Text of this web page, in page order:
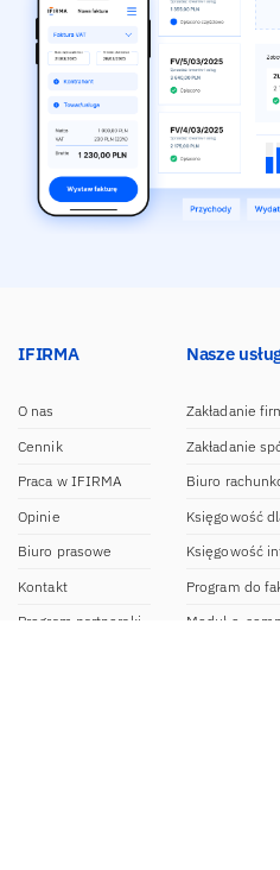
IFIRMA
O nas
Cennik
Praca w IFIRMA
Opinie
Biuro prasowe
Kontakt
Program partnerski
Nasze
Zakładanie
Zakładanie
Biuro
Księgowość
Księgowość
Program do
Moduł e-